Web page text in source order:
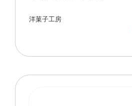
洋菓子工房